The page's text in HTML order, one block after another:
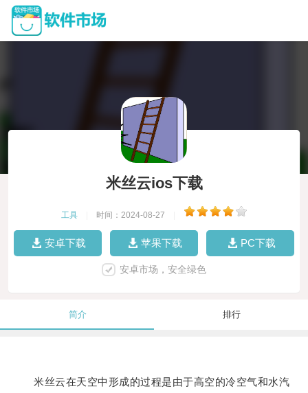
米丝云ios下载
工具 时间：2024-08-27
安卓下载 苹果下载 PC下载
安卓市场，安全绿色
简介 排行
米丝云在天空中形成的过程是由于高空的冷空气和水汽